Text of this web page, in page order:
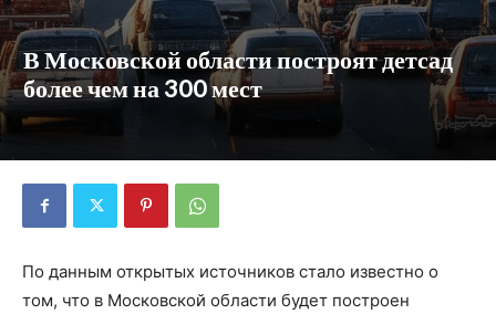
В Московской области построят детсад
более чем на 300 мест
По данным открытых источников стало известно о
том, что в Московской области будет построен